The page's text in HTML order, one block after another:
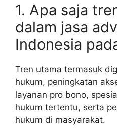
1. Apa saja
dalam jasa
Indonesia
Tren utama termasuk
hukum, peningkatan
layanan pro bono,
hukum tertentu, serta
hukum di masyarakat.